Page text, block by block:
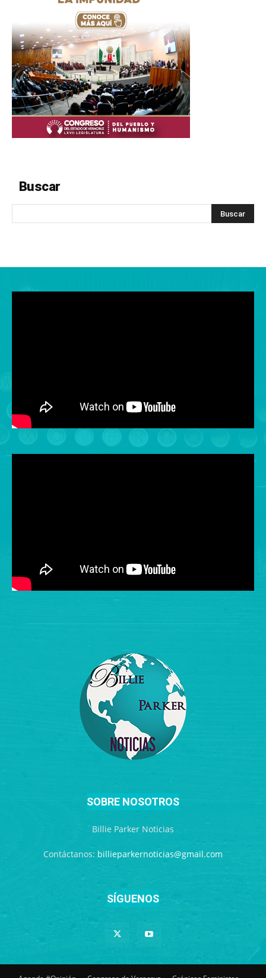
Buscar
SOBRE NOSOTROS
Billie Parker Noticias
Contáctanos: billieparkernoticias@gmail.com
SÍGUENOS